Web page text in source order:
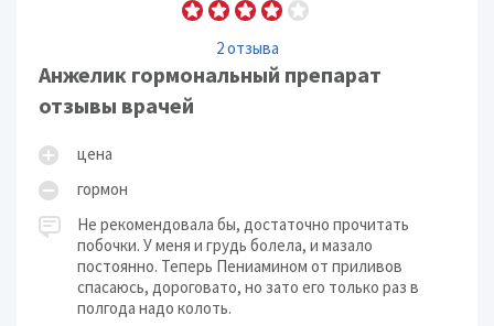
2 отзыва
Анжелик гормональный препарат
отзывы врачей
цена
гормон
Не рекомендовала бы, достаточно прочитать
побочки. У меня и грудь болела, и мазало
постоянно. Теперь Пениамином от приливов
спасаюсь, дороговато, но зато его только раз в
полгода надо колоть.